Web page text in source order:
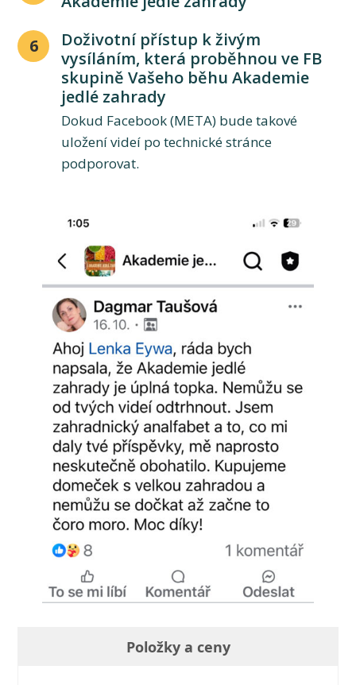
6
Doživotní přístup k živým
vysíláním, která proběhnou ve FB
skupině Vašeho běhu Akademie
jedlé zahrady
Dokud Facebook (META) bude takové
uložení videí po technické stránce
podporovat.
Položky a ceny